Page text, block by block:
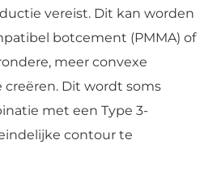
vereist. Dit kan worden
botcement (PMMA) of
meer convexe
Dit wordt soms
met een Type 3-
contour te